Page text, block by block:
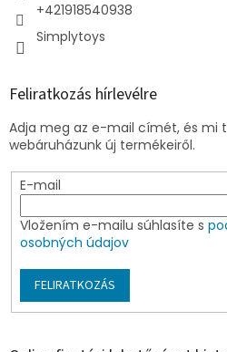
+421918540938
Simplytoys
Feliratkozás hírlevélre
Adja meg az e-mail címét, és mi
webáruházunk új termékeiről.
E-mail
Vložením e-mailu súhlasíte s
osobných údajov
FELIRATKOZÁS